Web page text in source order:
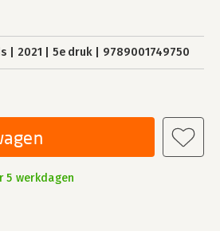
2021 5e druk 9789001749750
5 werkdagen